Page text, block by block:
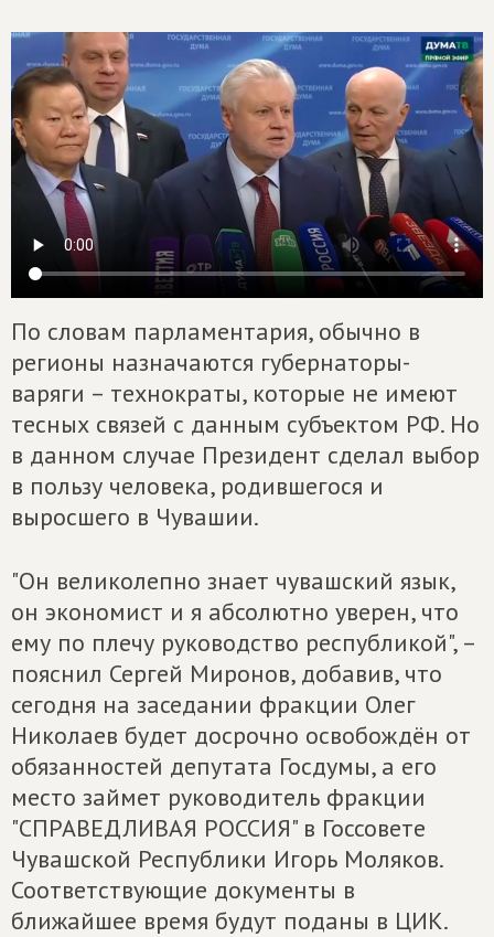
По словам парламентария, обычно в
регионы назначаются губернаторы-
варяги – технократы, которые не имеют
тесных связей с данным субъектом РФ. Но
в данном случае Президент сделал выбор
в пользу человека, родившегося и
выросшего в Чувашии.
"Он великолепно знает чувашский язык,
он экономист и я абсолютно уверен, что
ему по плечу руководство республикой", –
пояснил Сергей Миронов, добавив, что
сегодня на заседании фракции Олег
Николаев будет досрочно освобождён от
обязанностей депутата Госдумы, а его
место займет руководитель фракции
"СПРАВЕДЛИВАЯ РОССИЯ" в Госсовете
Чувашской Республики Игорь Моляков.
Соответствующие документы в
ближайшее время будут поданы в ЦИК.